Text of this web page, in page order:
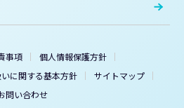
事項
個人情報保護方針
に関する基本方針
サイトマップ
問い合わせ